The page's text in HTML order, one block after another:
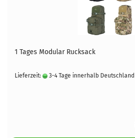
1 Tages Modular Rucksack
Lieferzeit: 3-4 Tage innerhalb Deutschland